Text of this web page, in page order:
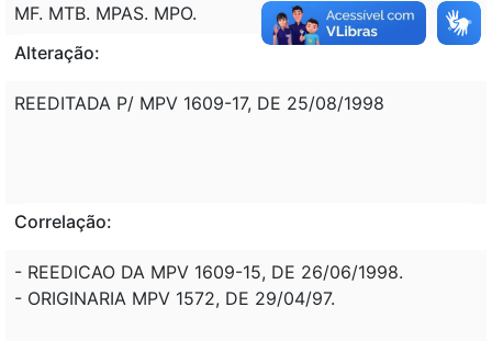
MF. MTB. MPAS. MPO.
Alteração:
REEDITADA P/ MPV 1609-17, DE 25/08/1998
Correlação:
- REEDICAO DA MPV 1609-15, DE 26/06/1998.
- ORIGINARIA MPV 1572, DE 29/04/97.